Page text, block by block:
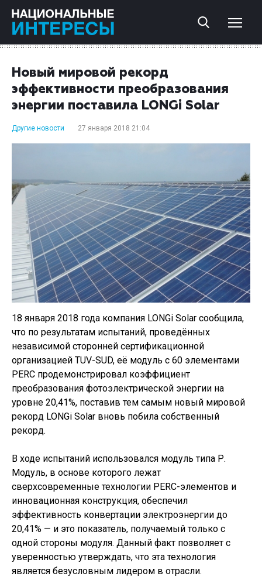
Новый мировой рекорд
эффективности преобразования
энергии поставила LONGi Solar
Другие новости 27 января 2018 21:04
18 января 2018 года компания LONGi Solar сообщила,
что по результатам испытаний, проведённых
независимой сторонней сертификационной
организацией TUV-SUD, её модуль с 60 элементами
PERC продемонстрировал коэффициент
преобразования фотоэлектрической энергии на
уровне 20,41%, поставив тем самым новый мировой
рекорд LONGi Solar вновь побила собственный
рекорд.
В ходе испытаний использовался модуль типа Р.
Модуль, в основе которого лежат
сверхсовременные технологии PERC-элементов и
инновационная конструкция, обеспечил
эффективность конвертации электроэнергии до
20,41% — и это показатель, получаемый только с
одной стороны модуля. Данный факт позволяет с
уверенностью утверждать, что эта технология
является безусловным лидером в отрасли.